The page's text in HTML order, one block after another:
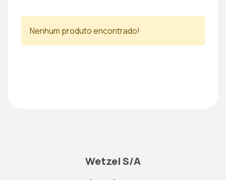
Nenhum produto encontrado!
Wetzel S/A